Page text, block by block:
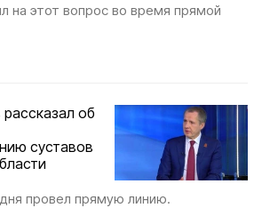
на этот вопрос во время прямой
об
суставов
провел прямую линию.